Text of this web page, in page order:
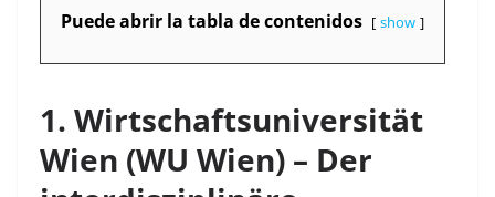
Puede abrir la tabla de contenidos show
1. Wirtschaftsuniversität
Wien (WU Wien) – Der